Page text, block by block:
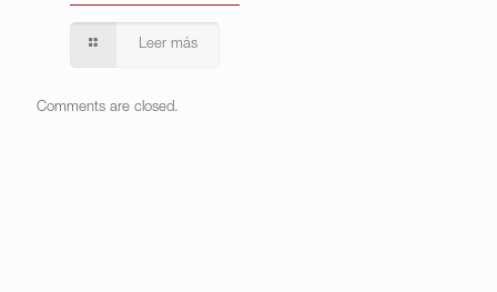
Leer más
Comments are closed.